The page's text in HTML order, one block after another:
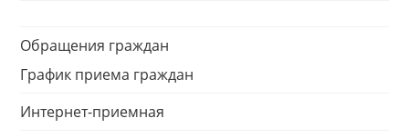
Обращения граждан
График приема граждан
Интернет-приемная